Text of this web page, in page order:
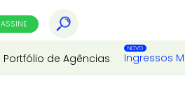
ASSINE
Portfólio de Agências Ingressos